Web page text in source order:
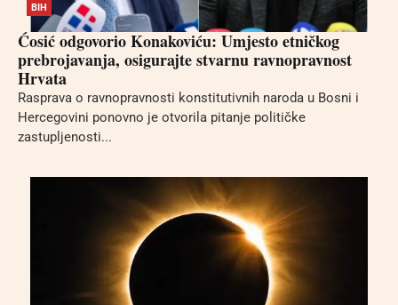
BIH
Ćosić odgovorio Konakoviću: Umjesto etničkog
prebrojavanja, osigurajte stvarnu ravnopravnost
Hrvata
Rasprava o ravnopravnosti konstitutivnih naroda u Bosni i
Hercegovini ponovno je otvorila pitanje političke
zastupljenosti...